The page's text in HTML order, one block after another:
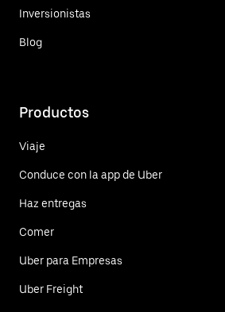
Inversionistas
Blog
Productos
Viaje
Conduce con la app de Uber
Haz entregas
Comer
Uber para Empresas
Uber Freight